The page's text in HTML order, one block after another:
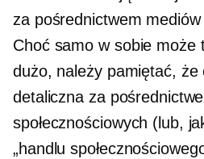
za pośrednictwem mediów
Choć samo w sobie może
dużo, należy pamiętać, że
detaliczna za
społecznościowych (lub,
„handlu